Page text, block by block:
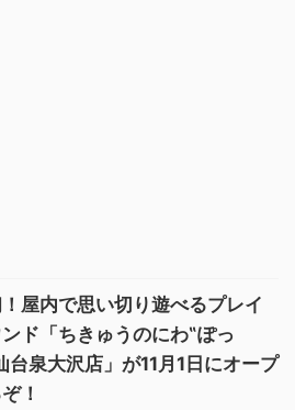
屋内で思い切り遊べるプレイ
ド「ちきゅうのにわ‟ぽっ
泉大沢店」が11月1日にオープ
！